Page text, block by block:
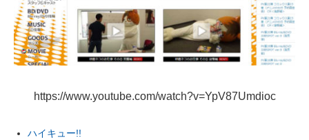
エネルギーの専門メディア
建設×テクノロジーの最前線
ちょっと気になるネットの話題
https://www.youtube.com/watch?v=YpV87Umdioc
ハイキュー!!